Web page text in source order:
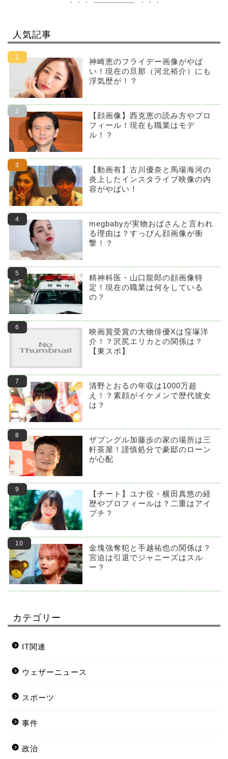
人気記事
神崎恵のフライデー画像がやば
い！現在の旦那（河北裕介）にも
浮気歴が！？
【顔画像】西克恵の読み方やプロ
フィール！現在も職業はモデ
ル！？
【動画有】古川優奈と馬場海河の
炎上したインスタライブ映像の内
容がやばい！
megbabyが実物おばさんと言われ
る理由は？すっぴん顔画像が衝
撃！？
精神科医・山口龍郎の顔画像特
定！現在の職業は何をしている
の？
映画賞受賞の大物俳優Xは窪塚洋
介！？沢尻エリカとの関係は？
【東スポ】
清野とおるの年収は1000万超
え！？素顔がイケメンで歴代彼女
は？
ザブングル加藤歩の家の場所は三
軒茶屋！謹慎処分で豪邸のローン
が心配
【チート】ユナ役・横田真悠の経
歴やプロフィールは？二重はアイ
プチ？
金塊強奪犯と手越祐也の関係は？
宮迫は引退でジャニーズはスル
ー？
カテゴリー
IT関連
ウェザーニュース
スポーツ
事件
政治